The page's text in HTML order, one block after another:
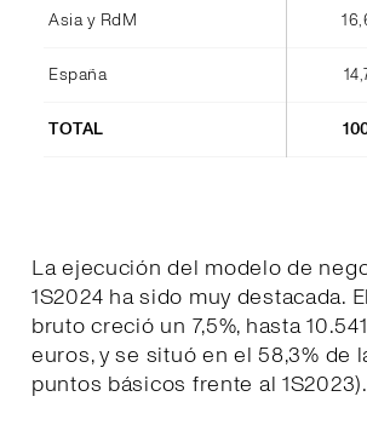
Asia y RdM
España
TOTAL
La ejecución del modelo de
1S2024 ha sido muy destacada.
bruto creció un 7,5%, hasta
euros, y se situó en el 58,3% de
puntos básicos frente al 1S2023).